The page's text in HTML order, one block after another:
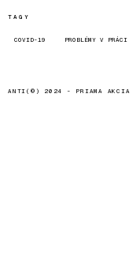
TAGY
COVID-19 PROBLÉMY V PRÁCI
ANTI(©) 2024 - PRIAMA AKCIA